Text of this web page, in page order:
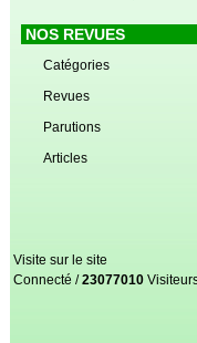
NOS REVUES
Catégories
Revues
Parutions
Articles
Visite sur le site
Connecté /23077010